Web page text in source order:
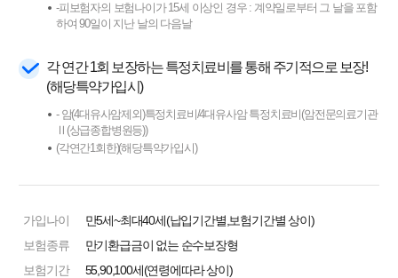
-피보험자의 보험나이가 15세 이상인 경우 : 계약일로부터 그 날을 포함
하여 90일이 지난 날의 다음날
각 연간 1회 보장하는 특정치료비를 통해 주기적으로 보장!
(해당특약가입시)
- 암(4대유사암제외)특정치료비/4대유사암 특정치료비(암전문의료기관
Ⅱ(상급종합병원등))
(각연간1회한)(해당특약가입시)
가입나이
만5세~최대40세(납입기간별,보험기간별 상이)
보험종류
만기환급금이 없는 순수보장형
보험기간
55,90,100세(연령에따라 상이)